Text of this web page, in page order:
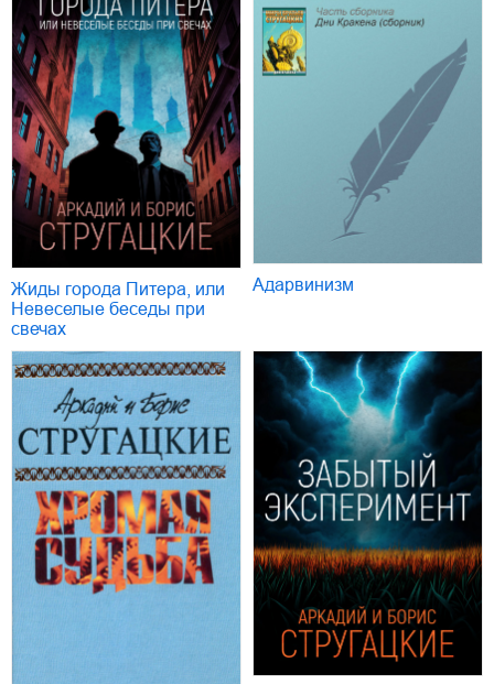
Жиды города Питера, или
Невеселые беседы при
свечах
Адарвинизм